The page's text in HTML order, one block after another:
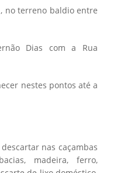
no terreno baldio entre
Dias com a Rua
nestes pontos até a
nas caçambas
madeira, ferro,